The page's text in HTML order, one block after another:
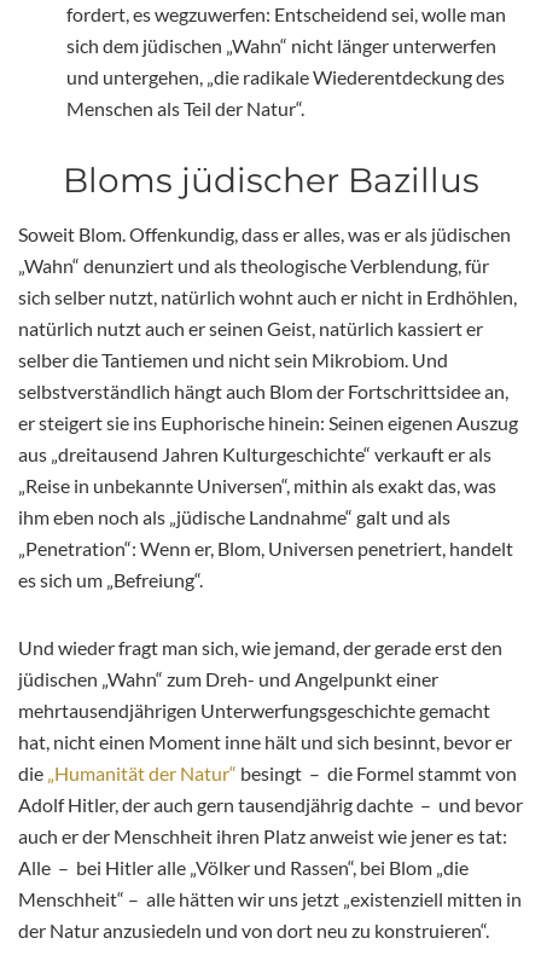
fordert, es wegzuwerfen: Entscheidend sei, wolle man
sich dem jüdischen „Wahn“ nicht länger unterwerfen
und untergehen, „die radikale Wiederentdeckung des
Menschen als Teil der Natur“.
Bloms jüdischer Bazillus
Soweit Blom. Offenkundig, dass er alles, was er als jüdischen
„Wahn“ denunziert und als theologische Verblendung, für
sich selber nutzt, natürlich wohnt auch er nicht in Erdhöhlen,
natürlich nutzt auch er seinen Geist, natürlich kassiert er
selber die Tantiemen und nicht sein Mikrobiom. Und
selbstverständlich hängt auch Blom der Fortschrittsidee an,
er steigert sie ins Euphorische hinein: Seinen eigenen Auszug
aus „dreitausend Jahren Kulturgeschichte“ verkauft er als
„Reise in unbekannte Universen“, mithin als exakt das, was
ihm eben noch als „jüdische Landnahme“ galt und als
„Penetration“: Wenn er, Blom, Universen penetriert, handelt
es sich um „Befreiung“.
Und wieder fragt man sich, wie jemand, der gerade erst den
jüdischen „Wahn“ zum Dreh- und Angelpunkt einer
mehrtausendjährigen Unterwerfungsgeschichte gemacht
hat, nicht einen Moment inne hält und sich besinnt, bevor er
die „Humanität der Natur“ besingt – die Formel stammt von
Adolf Hitler, der auch gern tausendjährig dachte – und bevor
auch er der Menschheit ihren Platz anweist wie jener es tat:
Alle – bei Hitler alle „Völker und Rassen“, bei Blom „die
Menschheit“ – alle hätten wir uns jetzt „existenziell mitten in
der Natur anzusiedeln und von dort neu zu konstruieren“.